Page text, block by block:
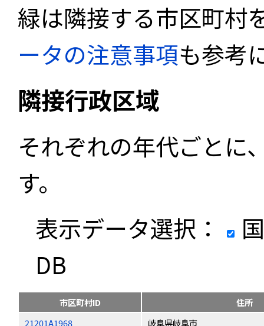
緑は隣接する市区町村
ータの注意事項も参考
隣接行政区域
それぞれの年代ごとに
す。
表示データ選択：
DB
市区町村ID
住所
21201A1968
岐阜県岐阜市